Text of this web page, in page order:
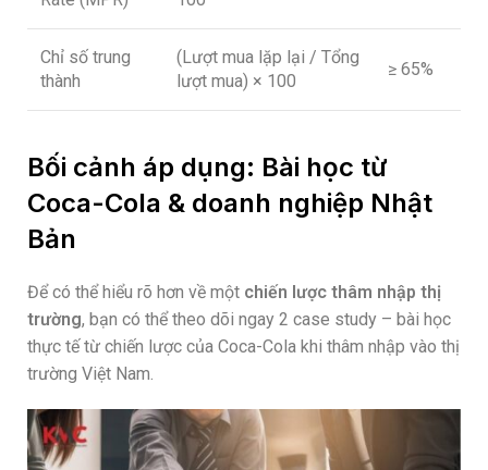
Chỉ số trung
thành
(Lượt mua lặp lại / Tổng
lượt mua) × 100
≥ 65%
Bối cảnh áp dụng: Bài học từ
Coca-Cola & doanh nghiệp Nhật
Bản
Để có thể hiểu rõ hơn về một chiến lược thâm nhập thị
trường, bạn có thể theo dõi ngay 2 case study – bài học
thực tế từ chiến lược của Coca-Cola khi thâm nhập vào thị
trường Việt Nam.